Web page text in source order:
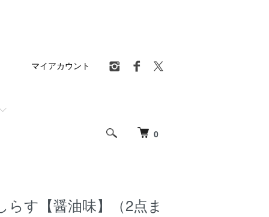
0
マイアカウント
らす【醤油味】（2点ま